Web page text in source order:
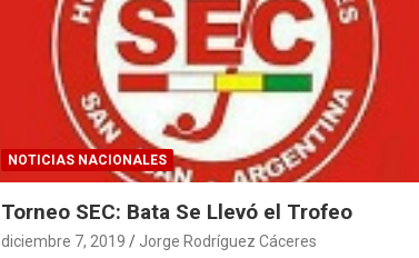
NOTICIAS NACIONALES
Torneo SEC: Bata Se Llevó el Trofeo
diciembre 7, 2019 Jorge Rodríguez Cáceres